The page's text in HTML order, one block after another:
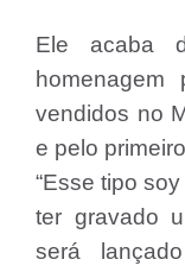
Ele acaba
vendidos no
e pelo
“Esse tipo
ter gravado
será